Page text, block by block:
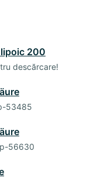
200
descărcare!
53485
56630